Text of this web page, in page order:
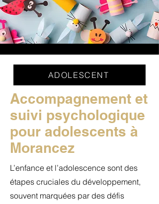
ADOLESCENT
Accompagnement et
suivi psychologique
pour adolescents à
Morancez
L’enfance et l’adolescence sont des
étapes cruciales du développement,
souvent marquées par des défis